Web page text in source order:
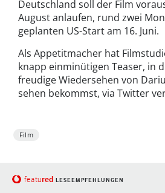
Deutschland soll der Film
August anlaufen, rund zwei
geplanten US-Start am 16. Juni.
Als Appetitmacher hat
knapp einminütigen Teaser, in
freudige Wiedersehen von
sehen bekommst, via Twitter
Film
featured LESEEMPFEHLUNGEN